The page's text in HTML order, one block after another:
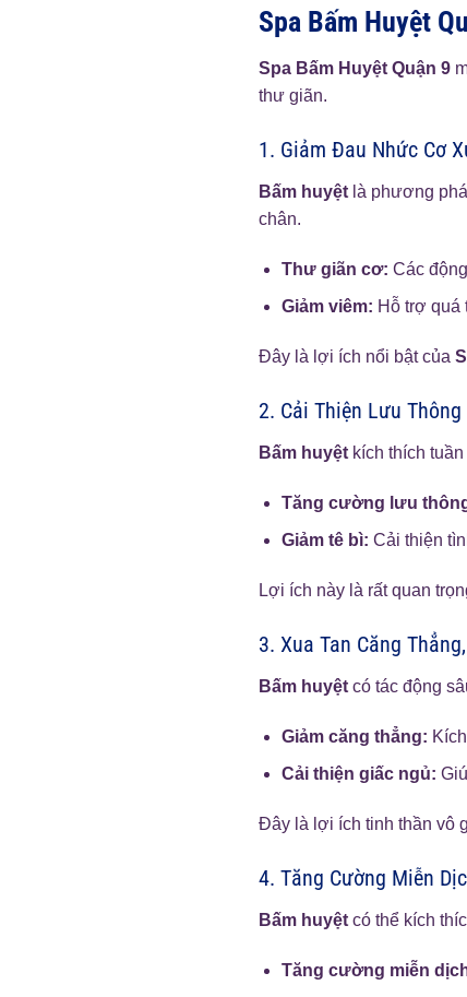
Spa Bấm Huyệt
Spa Bấm Huyệt Quận 9
thư giãn.
1. Giảm Đau Nhức Cơ
Bấm huyệt là phương
chân.
Thư giãn cơ: Các
Giảm viêm: Hỗ trợ quá
Đây là lợi ích nổi bật của
2. Cải Thiện Lưu
Bấm huyệt kích thích
Tăng cường lưu
Giảm tê bì: Cải thiện
Lợi ích này là rất quan
3. Xua Tan Căng
Bấm huyệt có tác động
Giảm căng thẳng:
Cải thiện giấc ngủ:
Đây là lợi ích tinh thần vô
4. Tăng Cường Miễn
Bấm huyệt có thể kích
Tăng cường miễn